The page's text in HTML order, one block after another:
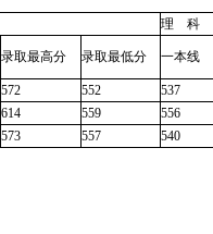
理 科
录取最高分 录取最低分 一本线
572 552
537
614 559
556
573 557 540